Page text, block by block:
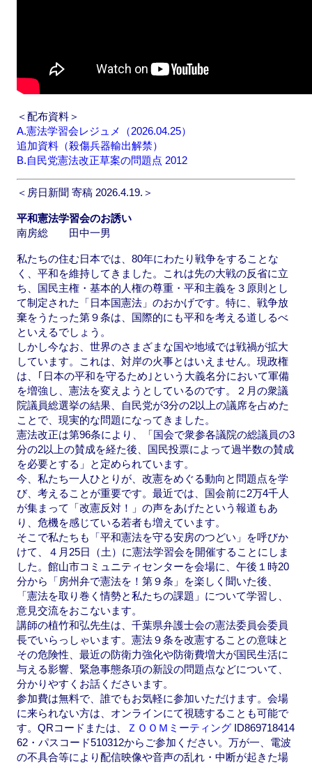
＜配布資料＞
A.憲法学習会レジュメ（2026.04.25）
追加資料（殺傷兵器輸出解禁）
B.自民党憲法改正草案の問題点 2012
＜房日新聞 寄稿 2026.4.19.＞
平和憲法学習会のお誘い
南房総 田中一男
私たちの住む日本では、80年にわたり戦争をすることな
く、平和を維持してきました。これは先の大戦の反省に立
ち、国民主権・基本的人権の尊重・平和主義を３原則とし
て制定された「日本国憲法」のおかげです。特に、戦争放
棄をうたった第９条は、国際的にも平和を考える道しるべ
といえるでしょう。
しかし今なお、世界のさまざまな国や地域では戦禍が拡大
しています。これは、対岸の火事とはいえません。現政権
は、｢日本の平和を守るため｣という大義名分において軍備
を増強し、憲法を変えようとしているのです。２月の衆議
院議員総選挙の結果、自民党が3分の2以上の議席を占めた
ことで、現実的な問題になってきました。
憲法改正は第96条により、「国会で衆参各議院の総議員の3
分の2以上の賛成を経た後、国民投票によって過半数の賛成
を必要とする」と定められています。
今、私たち一人ひとりが、改憲をめぐる動向と問題点を学
び、考えることが重要です。最近では、国会前に2万4千人
が集まって「改憲反対！」の声をあげたという報道もあ
り、危機を感じている若者も増えています。
そこで私たちも「平和憲法を守る安房のつどい」を呼びか
けて、４月25日（土）に憲法学習会を開催することにしま
した。館山市コミュニティセンターを会場に、午後１時20
分から「房州弁で憲法を！第９条」を楽しく聞いた後、
「憲法を取り巻く情勢と私たちの課題」について学習し、
意見交流をおこないます。
講師の植竹和弘先生は、千葉県弁護士会の憲法委員会委員
長でいらっしゃいます。憲法９条を改憲することの意味と
その危険性、最近の防衛力強化や防衛費増大が国民生活に
与える影響、緊急事態条項の新設の問題点などについて、
分かりやすくお話くださいます。
参加費は無料で、誰でもお気軽に参加いただけます。会場
に来られない方は、オンラインにて視聴することも可能で
す。QRコードまたは、
ＺＯＯＭミーティング ID869718414
62・パスコード510312からご参加ください。万が一、電波
の不具合等により配信映像や音声の乱れ・中断が起きた場